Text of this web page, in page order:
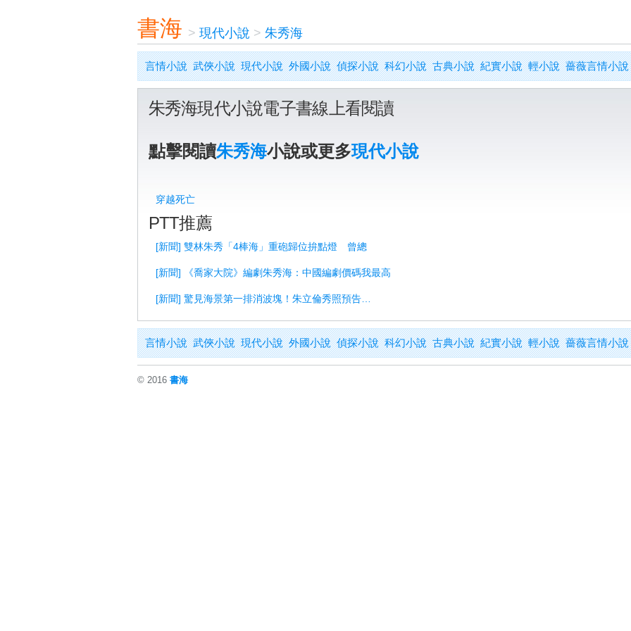
書海 > 現代小說 > 朱秀海
言情小說 武俠小說 現代小說 外國小說 偵探小說 科幻小說 古典小說 紀實小說 輕小說 薔薇言情小說
朱秀海現代小說電子書線上看閱讀
點擊閱讀朱秀海小說或更多現代小說
穿越死亡
PTT推薦
[新聞] 雙林朱秀「4棒海」重砲歸位拚點燈 曾總
[新聞] 《喬家大院》編劇朱秀海：中國編劇價碼我最高
[新聞] 驚見海景第一排消波塊！朱立倫秀照預告…
言情小說 武俠小說 現代小說 外國小說 偵探小說 科幻小說 古典小說 紀實小說 輕小說 薔薇言情小說
© 2016 書海